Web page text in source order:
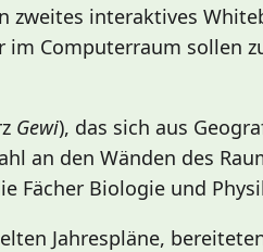
interaktives
Computerraum sollen
Gewi), das sich aus
an den Wänden des
Fächer Biologie und
Jahrespläne,